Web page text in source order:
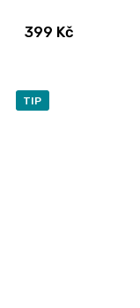
399 Kč
TIP